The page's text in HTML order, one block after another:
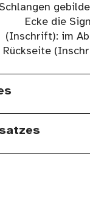
Ecke die
(Inschrift): im
Rückseite